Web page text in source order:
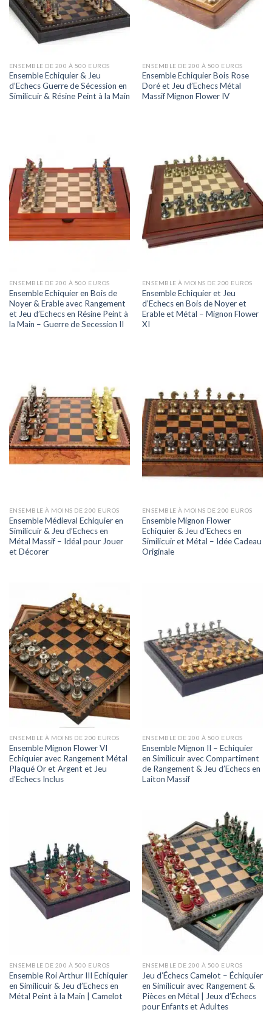
ENSEMBLE DE 200 À 500 EUROS
Ensemble Echiquier & Jeu
d’Echecs Guerre de Sécession en
Similicuir & Résine Peint à la Main
ENSEMBLE DE 200 À 500 EUROS
Ensemble Echiquier Bois Rose
Doré et Jeu d’Echecs Métal
Massif Mignon Flower IV
ENSEMBLE DE 200 À 500 EUROS
Ensemble Echiquier en Bois de
Noyer & Erable avec Rangement
et Jeu d’Echecs en Résine Peint à
la Main – Guerre de Secession II
ENSEMBLE À MOINS DE 200 EUROS
Ensemble Echiquier et Jeu
d’Echecs en Bois de Noyer et
Erable et Métal – Mignon Flower
XI
ENSEMBLE À MOINS DE 200 EUROS
Ensemble Médieval Echiquier en
Similicuir & Jeu d’Echecs en
Métal Massif – Idéal pour Jouer
et Décorer
ENSEMBLE À MOINS DE 200 EUROS
Ensemble Mignon Flower
Echiquier & Jeu d’Echecs en
Similicuir et Métal – Idée Cadeau
Originale
ENSEMBLE À MOINS DE 200 EUROS
Ensemble Mignon Flower VI
Echiquier avec Rangement Métal
Plaqué Or et Argent et Jeu
d’Echecs Inclus
ENSEMBLE DE 200 À 500 EUROS
Ensemble Mignon II – Echiquier
en Similicuir avec Compartiment
de Rangement & Jeu d’Echecs en
Laiton Massif
ENSEMBLE DE 200 À 500 EUROS
Ensemble Roi Arthur III Echiquier
en Similicuir & Jeu d’Echecs en
Métal Peint à la Main | Camelot
ENSEMBLE DE 200 À 500 EUROS
Jeu d’Échecs Camelot – Échiquier
en Similicuir avec Rangement &
Pièces en Métal | Jeux d’Échecs
pour Enfants et Adultes